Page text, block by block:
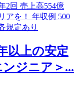
以上の安定
ジニア＞...